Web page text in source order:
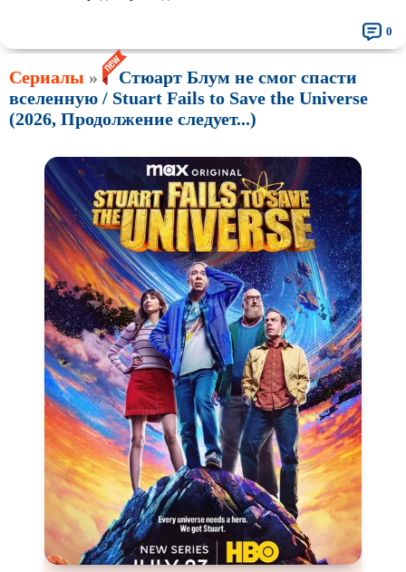
0
Сериалы »
Стюарт Блум не смог спасти
вселенную / Stuart Fails to Save the Universe
(2026, Продолжение следует...)